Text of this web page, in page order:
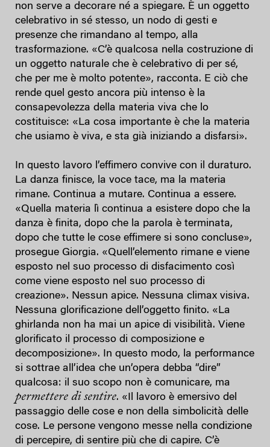
non serve a decorare né a spiegare. È un oggetto
celebrativo in sé stesso, un nodo di gesti e
presenze che rimandano al tempo, alla
trasformazione. «C’è qualcosa nella costruzione di
un oggetto naturale che è celebrativo di per sé,
che per me è molto potente», racconta. E ciò che
rende quel gesto ancora più intenso è la
consapevolezza della materia viva che lo
costituisce: «La cosa importante è che la materia
che usiamo è viva, e sta già iniziando a disfarsi».
In questo lavoro l’effimero convive con il duraturo.
La danza finisce, la voce tace, ma la materia
rimane. Continua a mutare. Continua a essere.
«Quella materia lì continua a esistere dopo che la
danza è finita, dopo che la parola è terminata,
dopo che tutte le cose effimere si sono concluse»,
prosegue Giorgia. «Quell’elemento rimane e viene
esposto nel suo processo di disfacimento così
come viene esposto nel suo processo di
creazione». Nessun apice. Nessuna climax visiva.
Nessuna glorificazione dell’oggetto finito. «La
ghirlanda non ha mai un apice di visibilità. Viene
glorificato il processo di composizione e
decomposizione». In questo modo, la performance
si sottrae all’idea che un’opera debba “dire”
qualcosa: il suo scopo non è comunicare, ma
permettere di sentire. «Il lavoro è emersivo del
passaggio delle cose e non della simbolicità delle
cose. Le persone vengono messe nella condizione
di percepire, di sentire più che di capire. C’è